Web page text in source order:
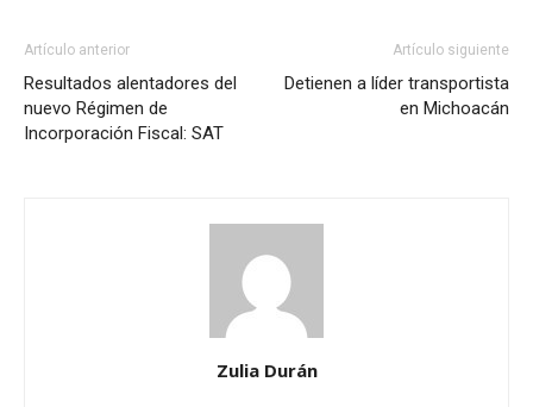
Artículo anterior
Resultados alentadores del
nuevo Régimen de
Incorporación Fiscal: SAT
Artículo siguiente
Detienen a líder transportista
en Michoacán
Zulia Durán